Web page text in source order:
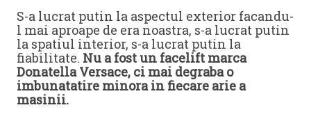
S-a lucrat putin la aspectul exterior facandu-
l mai aproape de era noastra, s-a lucrat putin
la spatiul interior, s-a lucrat putin la
fiabilitate. Nu a fost un facelift marca
Donatella Versace, ci mai degraba o
imbunatatire minora in fiecare arie a
masinii.